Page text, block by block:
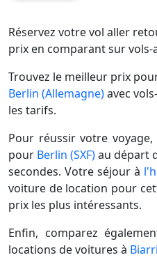
Réservez votre vol aller
prix en comparant sur vols-
Trouvez le meilleur prix
Berlin (Allemagne)avec
les tarifs.
Pour réussir votre
pour Berlin (SXF)au départ
secondes. Votre séjour à
voiture de location pour
prix les plus intéressants.
Enfin, comparez
locations de voitures à